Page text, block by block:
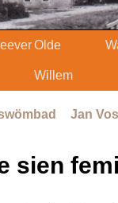
Olde
Willem
Jan
sien